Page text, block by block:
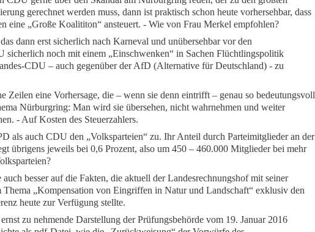
gerechnet werden muss, dann ist praktisch schon heute vorhersehbar, dass
eine „Große Koalititon“ ansteuert. - Wie von Frau Merkel empfohlen?
dann erst sicherlich nach Karneval und unübersehbar vor den
sicherlich noch mit einem „Einschwenken“ in Sachen Flüchtlingspolitik
CDU – auch gegenüber der AfD (Alternative für Deutschland) - zu
Zeilen eine Vorhersage, die – wenn sie denn eintrifft – genau so bedeutungsvoll
Nürburgring: Man wird sie übersehen, nicht wahrnehmen und weiter
- Auf Kosten des Steuerzahlers.
als auch CDU den „Volksparteien“ zu. Ihr Anteil durch Parteimitglieder an der
übrigens jeweils bei 0,6 Prozent, also um 450 – 460.000 Mitglieder bei mehr
besser auf die Fakten, die aktuell der Landesrechnungshof mit seiner
„Kompensation von Eingriffen in Natur und Landschaft“ exklusiv den
heute zur Verfügung stellte.
zu nehmende Darstellung der Prüfungsbehörde vom 19. Januar 2016